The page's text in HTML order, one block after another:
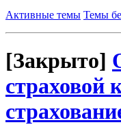
Активные темы Темы
[Закрыто]
страховой